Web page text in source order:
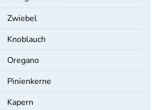
Zwiebel
Knoblauch
Oregano
Pinienkerne
Kapern